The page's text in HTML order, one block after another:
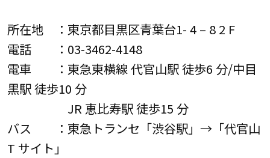
所在地 ：東京都目黒区青葉台1- 4 – 8 2 F
電話 ：03-3462-4148
電車 ：東急東横線 代官山駅 徒歩6 分/中目
黒駅 徒歩10 分
JR 恵比寿駅 徒歩15 分
バス ：東急トランセ「渋谷駅」→「代官山
T サイト」